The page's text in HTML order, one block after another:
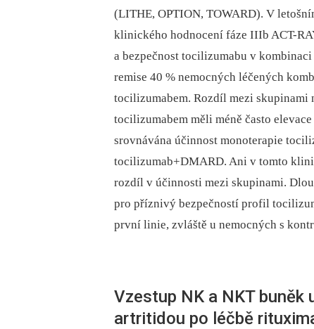
(LITHE, OPTION, TOWARD). V
klinického hodnocení fáze IIIb ACT-
a bezpečnost tocilizumabu v
remise 40 % nemocných léčených
tocilizumabem. Rozdíl mezi
tocilizumabem měli méně často
srovnávána účinnost monoterapie
tocilizumab+DMARD. Ani v tomto
rozdíl v účinnosti mezi skupinami.
pro příznivý bezpečností profil
první linie, zvláště u nemocných s
Vzestup NK a NKT
artritidou po léčbě